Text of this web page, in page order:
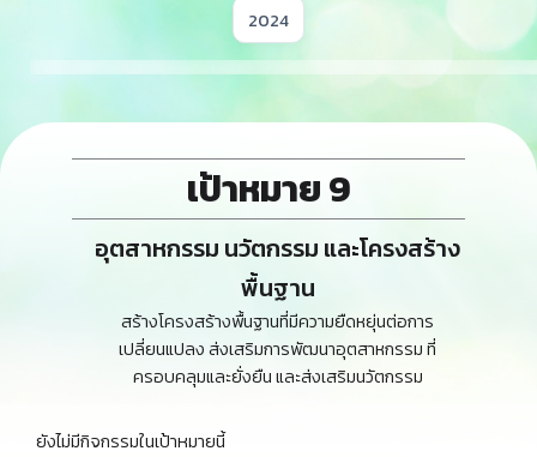
Year
เป้าหมาย 9
อุตสาหกรรม นวัตกรรม และโครงสร้าง
พื้นฐาน
สร้างโครงสร้างพื้นฐานที่มีความยืดหยุ่นต่อการ
เปลี่ยนแปลง ส่งเสริมการพัฒนาอุตสาหกรรม ที่
ครอบคลุมและยั่งยืน และส่งเสริมนวัตกรรม
ยังไม่มีกิจกรรมในเป้าหมายนี้